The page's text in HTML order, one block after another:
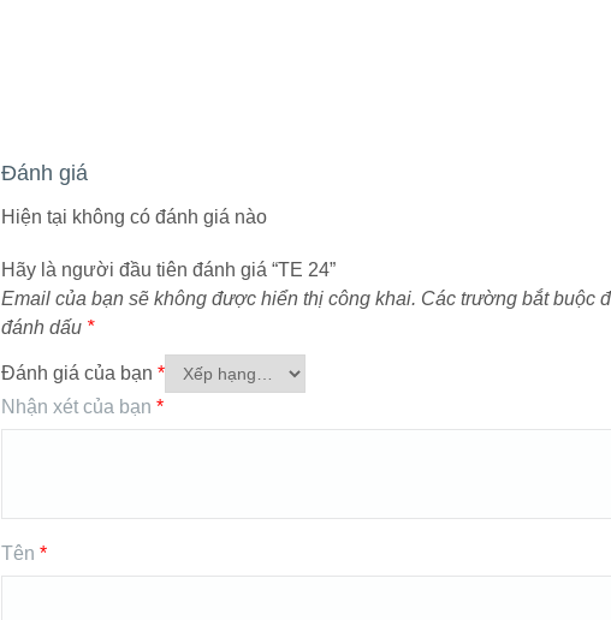
Đánh giá
Hiện tại không có đánh giá nào
Hãy là người đầu tiên đánh giá “TE 24”
Email của bạn sẽ không được hiển thị công khai. Các trường bắt buộc
đánh dấu *
Đánh giá của bạn*
Nhận xét của bạn*
Tên*